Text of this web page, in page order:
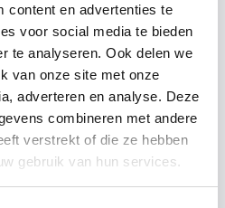
content en advertenties te
voor social media te bieden
te analyseren. Ook delen we
van onze site met onze
adverteren en analyse. Deze
combineren met andere
verstrekt of die ze hebben
gebruik van hun services.
€ 112,50
€ 300,00
€ 750,00